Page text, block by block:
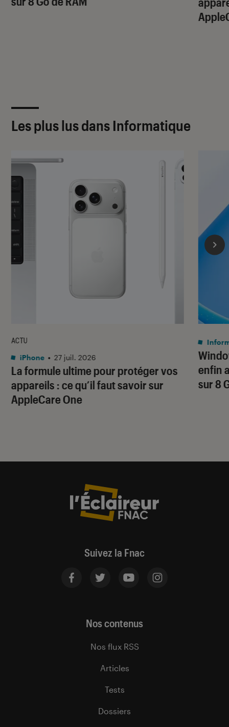
Les plus lus dans Informatique
La formule ultime pour protéger vos
appareils : ce qu’il faut savoir sur
AppleCare One
ACTU
iPhone • 27 juil. 2026
enfin
sur 8
Suivez la Fnac
Nos contenus
Nos flux RSS
Articles
Tests
Dossiers